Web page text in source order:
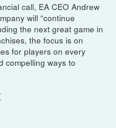
call, EA CEO Andrew
will “continue
the next great game in
the focus is on
for players on every
compelling ways to